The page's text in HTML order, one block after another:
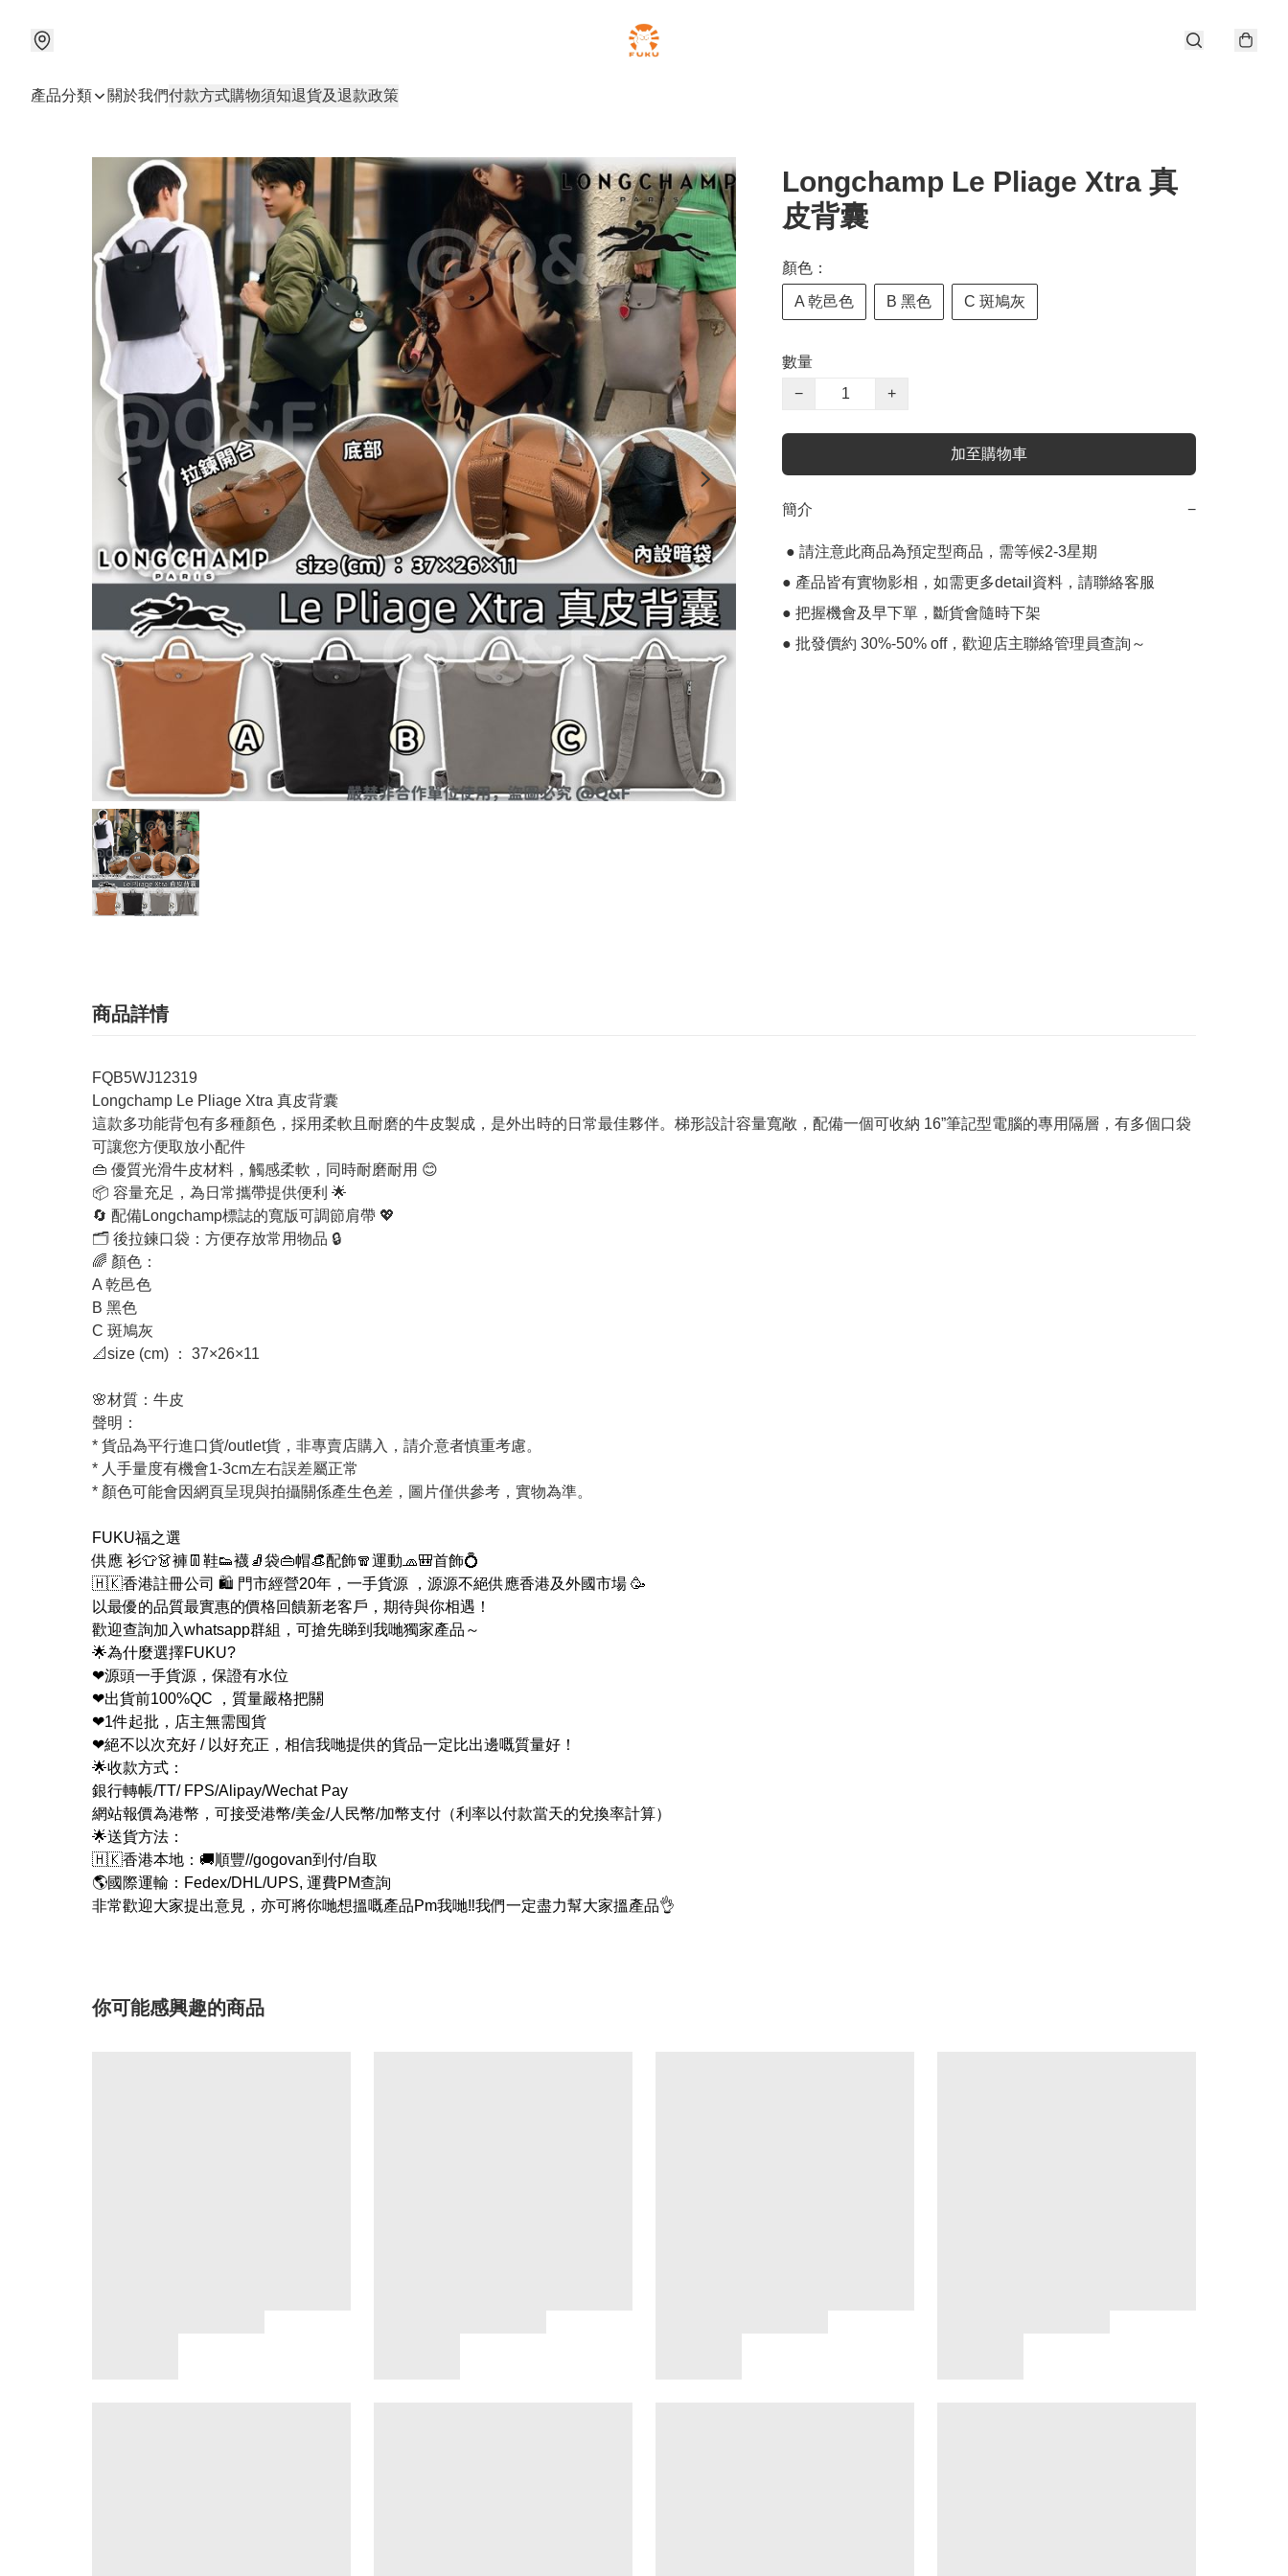
產品分類 關於我們付款方式購物須知退貨及退款政策
Longchamp Le Pliage Xtra 真
皮背囊
顏色：
A 乾邑色 B 黑色 C 斑鳩灰
數量
−
+
加至購物車
簡介 −
● 產品皆有實物影相，如需更多detail資料，請聯絡客服
● 把握機會及早下單，斷貨會隨時下架
● 批發價約 30%-50% off，歡迎店主聯絡管理員查詢～
商品詳情
FQB5WJ12319
Longchamp Le Pliage Xtra 真皮背囊
這款多功能背包有多種顏色，採用柔軟且耐磨的牛皮製成，是外出時的日常最佳夥伴。梯形設計容量寬敞，配備一個可收納 16”筆記型電腦的專用隔層，有多個口袋
可讓您方便取放小配件
👜 優質光滑牛皮材料，觸感柔軟，同時耐磨耐用 😊
📦 容量充足，為日常攜帶提供便利 🌟
🔄 配備Longchamp標誌的寬版可調節肩帶 💖
🗂️ 後拉鍊口袋：方便存放常用物品 🔒
🌈 顏色：
A 乾邑色
B 黑色
C 斑鳩灰
📐size (cm) ： 37×26×11
🌸材質：牛皮
聲明：
* 貨品為平行進口貨/outlet貨，非專賣店購入，請介意者慎重考慮。
* 人手量度有機會1-3cm左右誤差屬正常
* 顏色可能會因網頁呈現與拍攝關係產生色差，圖片僅供參考，實物為準。
FUKU福之選
供應 衫👕👗褲👖鞋👟襪🧦袋👜帽👒配飾🧣運動🧢🎒首飾💍
🇭🇰香港註冊公司 🛍 門市經營20年，一手貨源 ，源源不絕供應香港及外國市場 🥳
以最優的品質最實惠的價格回饋新老客戶，期待與你相遇！
歡迎查詢加入whatsapp群組，可搶先睇到我哋獨家產品～
🌟為什麼選擇FUKU?
❤源頭一手貨源，保證有水位
❤出貨前100%QC ，質量嚴格把關
❤1件起批，店主無需囤貨
❤絕不以次充好 / 以好充正，相信我哋提供的貨品一定比出邊嘅質量好！
🌟收款方式：
銀行轉帳/TT/ FPS/Alipay/Wechat Pay
網站報價為港幣，可接受港幣/美金/人民幣/加幣支付（利率以付款當天的兌換率計算）
🌟送貨方法：
🇭🇰香港本地：🚚順豐//gogovan到付/自取
🌎國際運輸：Fedex/DHL/UPS, 運費PM查詢
非常歡迎大家提出意見，亦可將你哋想搵嘅產品Pm我哋‼我們一定盡力幫大家搵產品👌
你可能感興趣的商品